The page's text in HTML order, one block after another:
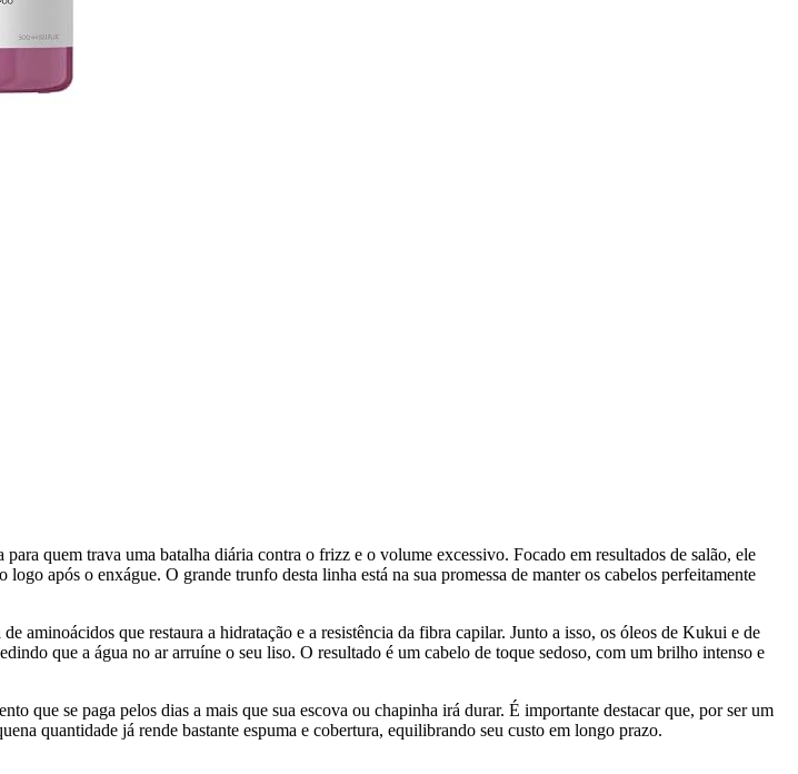
quem trava uma batalha diária contra o frizz e o volume excessivo. Focado em resultados de salão, ele
após o enxágue. O grande trunfo desta linha está na sua promessa de manter os cabelos perfeitamente
aminoácidos que restaura a hidratação e a resistência da fibra capilar. Junto a isso, os óleos de Kukui e de
que a água no ar arruíne o seu liso. O resultado é um cabelo de toque sedoso, com um brilho intenso e
que se paga pelos dias a mais que sua escova ou chapinha irá durar. É importante destacar que, por ser um
quantidade já rende bastante espuma e cobertura, equilibrando seu custo em longo prazo.